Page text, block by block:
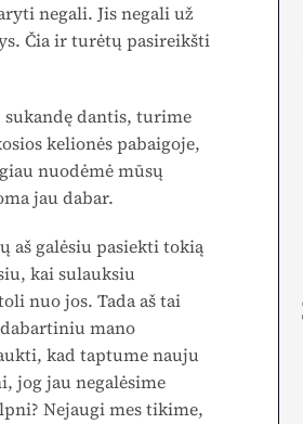
negali. Jis negali už
Čia ir turėtų pasireikšti
sukandę dantis, turime
kelionės pabaigoje,
nuodė­mė mūsų
jau dabar.
aš galėsiu pasiekti tokią
kai sulauksiu
nuo jos. Tada aš tai
mano
kad taptume nauju
jog jau negalėsime
Nejaugi mes tikime,